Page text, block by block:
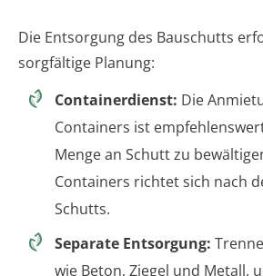
Die Entsorgung des Bauschutts
sorgfältige Planung:
Containerdienst: Die
Containers ist
Menge an Schutt zu
Containers richtet sich nach
Schutts.
Separate Entsorgung:
wie Beton, Ziegel und Metall,